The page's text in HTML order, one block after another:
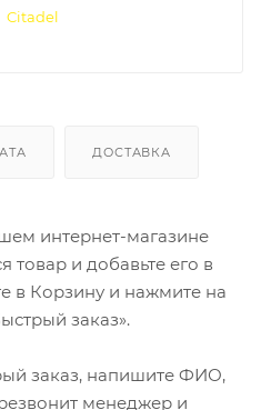
Citadel
ДОСТАВКА
интернет-магазине
и добавьте его в
в Корзину и нажмите на
заказ».
заказ, напишите ФИО,
менеджер и